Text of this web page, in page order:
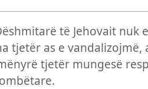
të Jehovait
tjetër as e
tjetër mungesë